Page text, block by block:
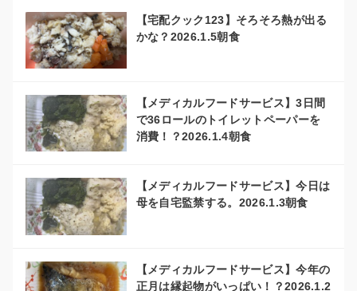
【宅配クック123】そろそろ熱が出る
かな？2026.1.5朝食
【メディカルフードサービス】3日間
で36ロールのトイレットペーパーを
消費！？2026.1.4朝食
【メディカルフードサービス】今日は
母を自宅監禁する。2026.1.3朝食
【メディカルフードサービス】今年の
正月は縁起物がいっぱい！？2026.1.2